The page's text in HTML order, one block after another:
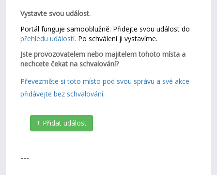
Vystavte svou událost.
Portál funguje samooblužně. Přidejte svou událost do
přehledu událostí. Po schválení ji vystavíme.
Jste provozovatelem nebo majitelem tohoto místa a
nechcete čekat na schvalování?
Převezměte si toto místo pod svou správu a své akce
přidávejte bez schvalování.
+ Přidat událost
---